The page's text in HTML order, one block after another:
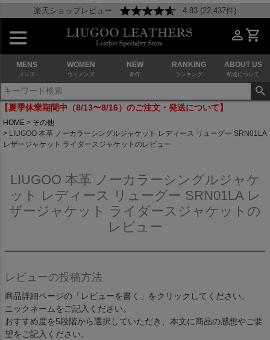
楽天ショップレビュー 4.83 (22,437件)
MENS
メンズ
WOMEN
ウィメンズ
NEW
新作
RANKING
ランキング
ABOUT US
私達について
【夏季休業期間中（8/13〜8/16）のご注文・発送について】
HOME
その他
LIUGOO 本革 ノーカラーシングルジャケット レディース リューグー SRN01LA
レザージャケット ライダースジャケットのレビュー
LIUGOO 本革 ノーカラーシングルジャケ
ット レディース リューグー SRN01LA レ
ザージャケット ライダースジャケットの
レビュー
レビューの投稿方法
商品詳細ページの「レビューを書く」をクリックしてください。
ニックネームをご記入ください。
おすすめ度を5段階から選択していただき、本文に商品の感想やご要
望をご記入ください。